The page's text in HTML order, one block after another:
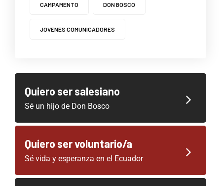
CAMPAMENTO DON BOSCO
JOVENES COMUNICADORES
Quiero ser salesiano
Sé un hijo de Don Bosco
Quiero ser voluntario/a
Sé vida y esperanza en el Ecuador